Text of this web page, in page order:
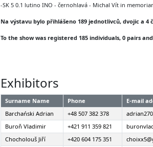
-SK 5 0.1 lutino INO - černohlavá - Michal Vít in
Na výstavu bylo přihlášeno 189 jednotlivců, dvojic a
To the show was registered 185 individuals, 0 pairs
Exhibitors
Surname Name Phone E-mail
Barchański Adrian
+48 507 382 378
Buroň Vladimir
+421 911 359 821
Chocholouš Jiří
+420 604 175 351